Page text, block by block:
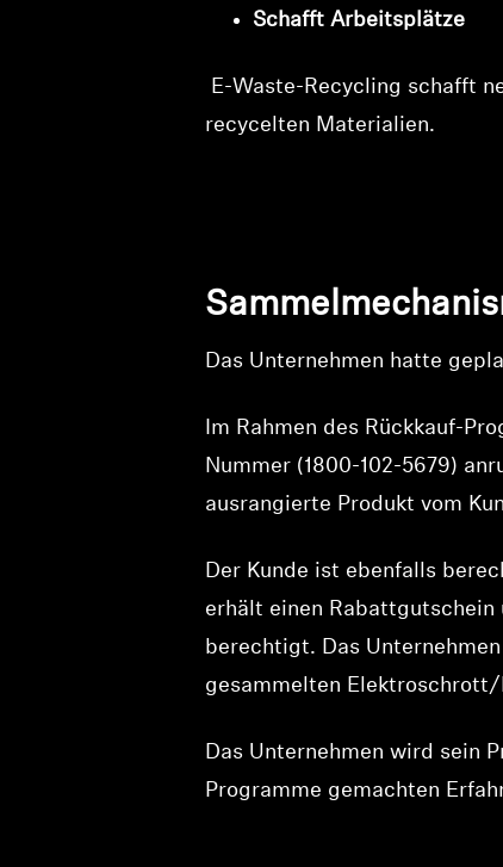
Schafft Arbeitsplätze
E-Waste-Recycling schafft
recycelten Materialien.
Das Unternehmen hatte
Im Rahmen des Rückkauf-
Nummer (1800-102-5679)
ausrangierte Produkt vom
Der Kunde ist ebenfalls
erhält einen Rabattgutschein
berechtigt. Das
gesammelten Elektroschrott/
Das Unternehmen wird sein
Programme gemachten